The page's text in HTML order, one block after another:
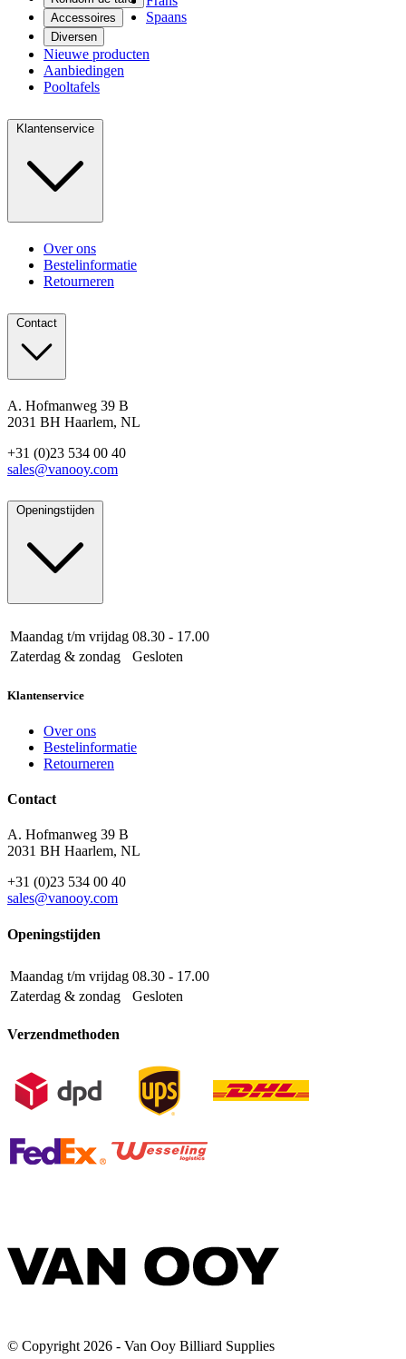
Spaans
Accessoires
Diversen
Nieuwe producten
Aanbiedingen
Pooltafels
Klantenservice
Over ons
Bestelinformatie
Retourneren
Contact
A. Hofmanweg 39 B
2031 BH Haarlem, NL
+31 (0)23 534 00 40
sales@vanooy.com
Openingstijden
Maandag t/m vrijdag 08.30 - 17.00
Zaterdag & zondag
Gesloten
Klantenservice
Over ons
Bestelinformatie
Retourneren
Contact
A. Hofmanweg 39 B
2031 BH Haarlem, NL
+31 (0)23 534 00 40
sales@vanooy.com
Openingstijden
Maandag t/m vrijdag 08.30 - 17.00
Zaterdag & zondag
Gesloten
Verzendmethoden
© Copyright 2026 - Van Ooy Billiard Supplies